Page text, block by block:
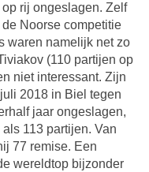
rij ongeslagen. Zelf
Noorse competitie
waren namelijk net zo
(110 partijen op
niet interessant. Zijn
2018 in Biel tegen
jaar ongeslagen,
113 partijen. Van
77 remise. Een
wereldtop bijzonder